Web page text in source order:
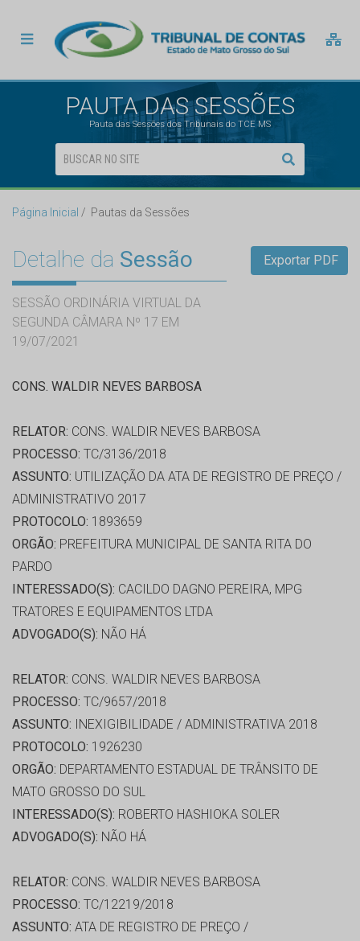
PAUTA DAS SESSÕES
Pauta das Sessões dos Tribunais do TCE MS
Página Inicial Pautas da Sessões
Detalhe da Sessão
SESSÃO ORDINÁRIA VIRTUAL DA
SEGUNDA CÂMARA Nº 17 EM
19/07/2021
Exportar PDF
CONS. WALDIR NEVES BARBOSA
RELATOR: CONS. WALDIR NEVES BARBOSA
PROCESSO: TC/3136/2018
ASSUNTO: UTILIZAÇÃO DA ATA DE REGISTRO DE PREÇO /
ADMINISTRATIVO 2017
PROTOCOLO: 1893659
ORGÃO: PREFEITURA MUNICIPAL DE SANTA RITA DO
PARDO
INTERESSADO(S): CACILDO DAGNO PEREIRA, MPG
TRATORES E EQUIPAMENTOS LTDA
ADVOGADO(S): NÃO HÁ
RELATOR: CONS. WALDIR NEVES BARBOSA
PROCESSO: TC/9657/2018
ASSUNTO: INEXIGIBILIDADE / ADMINISTRATIVA 2018
PROTOCOLO: 1926230
ORGÃO: DEPARTAMENTO ESTADUAL DE TRÂNSITO DE
MATO GROSSO DO SUL
INTERESSADO(S): ROBERTO HASHIOKA SOLER
ADVOGADO(S): NÃO HÁ
RELATOR: CONS. WALDIR NEVES BARBOSA
PROCESSO: TC/12219/2018
ASSUNTO: ATA DE REGISTRO DE PREÇO /